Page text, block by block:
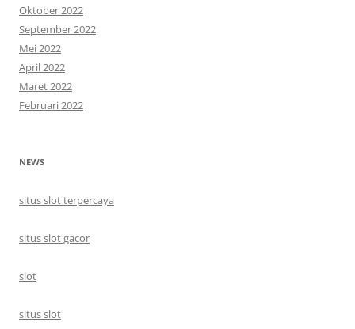
Oktober 2022
September 2022
Mei 2022
April 2022
Maret 2022
Februari 2022
NEWS
situs slot terpercaya
situs slot gacor
slot
situs slot